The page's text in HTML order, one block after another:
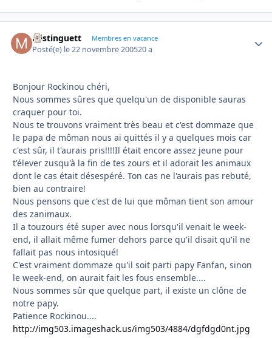
Mistinguett Membres en vacance
Posté(e) le 22 novembre 200520 a
Bonjour Rockinou chéri,
Nous sommes sûres que quelqu'un de disponible sauras
craquer pour toi.
Nous te trouvons vraiment très beau et c'est dommaze que
le papa de môman nous ai quittés il y a quelques mois car
c'est sûr, il t'aurais pris!!!!Il était encore assez jeune pour
t'élever zusqu'à la fin de tes zours et il adorait les animaux
dont le cas était désespéré. Ton cas ne l'aurais pas rebuté,
bien au contraire!
Nous pensons que c'est de lui que môman tient son amour
des zanimaux.
Il a touzours été super avec nous lorsqu'il venait le week-
end, il allait même fumer dehors parce qu'il disait qu'il ne
fallait pas nous intosiqué!
C'est vraiment dommaze qu'il soit parti papy Fanfan, sinon
le week-end, on aurait fait les fous ensemble....
Nous sommes sûr que quelque part, il existe un clône de
notre papy.
Patience Rockinou....
http://img503.imageshack.us/img503/4884/dgfdgd0nt.jpg